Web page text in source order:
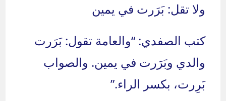
ولا تقل: بَرَرت في يمين
كتب الصفدي: “والعامة تقول: بَرَرت
والدي وبَرَرت في يمين. والصواب
بَرِرت، بكسر الراء.”